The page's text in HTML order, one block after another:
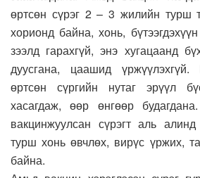
өртсөн сүрэг 2 – 3 жилийн турш
хорионд байна, хонь,
зээлд гарахгүй, энэ хугацаанд
дуусгана, цаашид
өртсөн сүргийн нутаг эрүүл
хасагдаж, өөр өнгөөр
вакцинжуулсан сүрэгт аль
турш хонь өвчлөх, вирүс үржих,
байна.